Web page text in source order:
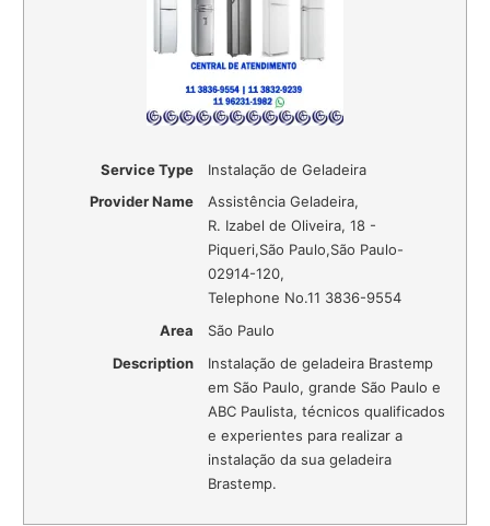
Service Type
Instalação de Geladeira
Provider Name
Assistência Geladeira,
R. Izabel de Oliveira, 18 -
Piqueri,São Paulo,São Paulo-
02914-120,
Telephone No.11 3836-9554
Area
São Paulo
Description
Instalação de geladeira Brastemp
em São Paulo, grande São Paulo e
ABC Paulista, técnicos qualificados
e experientes para realizar a
instalação da sua geladeira
Brastemp.